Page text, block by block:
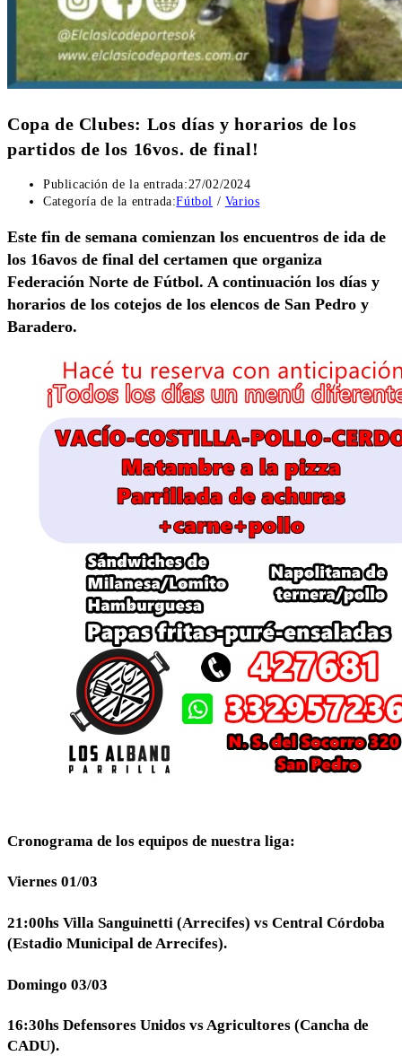
Copa de Clubes: Los días y horarios de los
partidos de los 16vos. de final!
Publicación de la entrada:27/02/2024
Categoría de la entrada:Fútbol / Varios
Este fin de semana comienzan los encuentros de ida de
los 16avos de final del certamen que organiza
Federación Norte de Fútbol. A continuación los días y
horarios de los cotejos de los elencos de San Pedro y
Baradero.
Cronograma de los equipos de nuestra liga:
Viernes 01/03
21:00hs Villa Sanguinetti (Arrecifes) vs Central Córdoba
(Estadio Municipal de Arrecifes).
Domingo 03/03
16:30hs Defensores Unidos vs Agricultores (Cancha de
CADU).